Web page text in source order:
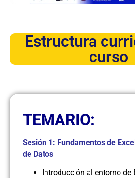
Estructura
curso
TEMARIO:
Sesión 1: Fundamentos de
de Datos
Introducción al entorno de